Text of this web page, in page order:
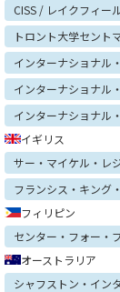
CISS / レイクフィー
トロント大学セント
インターナショナル
インターナショナル
インターナショナル
イギリス
サー・マイケル・レ
フランシス・キング
フィリピン
センター・フォー・
オーストラリア
シャフストン・イン